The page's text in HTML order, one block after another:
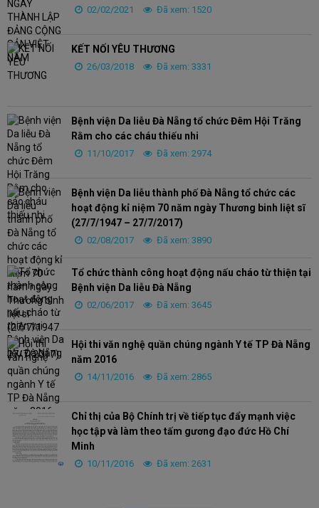
02/02/2021 Đã xem: 1520
KẾT NỐI YÊU THƯƠNG
26/03/2018 Đã xem: 3331
Bệnh viện Da liễu Đà Nẵng tổ chức Đêm Hội Trăng
Rằm cho các cháu thiếu nhi
11/10/2017 Đã xem: 2974
Bệnh viện Da liễu thành phố Đà Nẵng tổ chức các
hoạt động kỉ niệm 70 năm ngày Thương binh liệt sĩ
(27/7/1947 – 27/7/2017)
02/08/2017 Đã xem: 3890
Tổ chức thành công hoạt động nấu cháo từ thiện tại
Bệnh viện Da liễu Đà Nẵng
02/06/2017 Đã xem: 3645
Hội thi văn nghệ quần chúng ngành Y tế TP Đà Nẵng
năm 2016
14/11/2016 Đã xem: 2865
Chỉ thị của Bộ Chính trị về tiếp tục đẩy mạnh việc
học tập và làm theo tấm gương đạo đức Hồ Chí
Minh
10/11/2016 Đã xem: 2631